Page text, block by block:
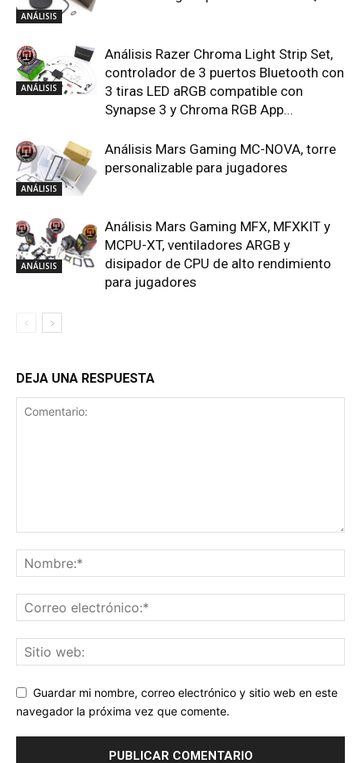
ANÁLISIS
ANÁLISIS
Análisis Razer Chroma Light Strip Set,
controlador de 3 puertos Bluetooth con
3 tiras LED aRGB compatible con
Synapse 3 y Chroma RGB App...
ANÁLISIS
Análisis Mars Gaming MC-NOVA, torre
personalizable para jugadores
ANÁLISIS
Análisis Mars Gaming MFX, MFXKIT y
MCPU-XT, ventiladores ARGB y
disipador de CPU de alto rendimiento
para jugadores
DEJA UNA RESPUESTA
Guardar mi nombre, correo electrónico y sitio web en este
navegador la próxima vez que comente.